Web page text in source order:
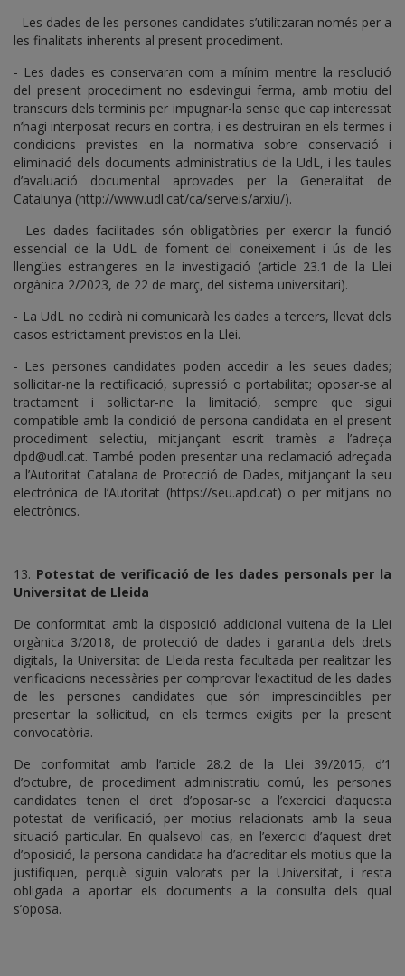
- Les dades de les persones candidates s’utilitzaran només per a
les finalitats inherents al present procediment.
- Les dades es conservaran com a mínim mentre la resolució
del present procediment no esdevingui ferma, amb motiu del
transcurs dels terminis per impugnar-la sense que cap interessat
n’hagi interposat recurs en contra, i es destruiran en els termes i
condicions previstes en la normativa sobre conservació i
eliminació dels documents administratius de la UdL, i les taules
d’avaluació documental aprovades per la Generalitat de
Catalunya (http://www.udl.cat/ca/serveis/arxiu/).
- Les dades facilitades són obligatòries per exercir la funció
essencial de la UdL de foment del coneixement i ús de les
llengües estrangeres en la investigació (article 23.1 de la Llei
orgànica 2/2023, de 22 de març, del sistema universitari).
- La UdL no cedirà ni comunicarà les dades a tercers, llevat dels
casos estrictament previstos en la Llei.
- Les persones candidates poden accedir a les seues dades;
sol·licitar-ne la rectificació, supressió o portabilitat; oposar-se al
tractament i sol·licitar-ne la limitació, sempre que sigui
compatible amb la condició de persona candidata en el present
procediment selectiu, mitjançant escrit tramès a l’adreça
dpd@udl.cat. També poden presentar una reclamació adreçada
a l’Autoritat Catalana de Protecció de Dades, mitjançant la seu
electrònica de l’Autoritat (https://seu.apd.cat) o per mitjans no
electrònics.
13. Potestat de verificació de les dades personals per la
Universitat de Lleida
De conformitat amb la disposició addicional vuitena de la Llei
orgànica 3/2018, de protecció de dades i garantia dels drets
digitals, la Universitat de Lleida resta facultada per realitzar les
verificacions necessàries per comprovar l’exactitud de les dades
de les persones candidates que són imprescindibles per
presentar la sol·licitud, en els termes exigits per la present
convocatòria.
De conformitat amb l’article 28.2 de la Llei 39/2015, d’1
d’octubre, de procediment administratiu comú, les persones
candidates tenen el dret d’oposar-se a l’exercici d’aquesta
potestat de verificació, per motius relacionats amb la seua
situació particular. En qualsevol cas, en l’exercici d’aquest dret
d’oposició, la persona candidata ha d’acreditar els motius que la
justifiquen, perquè siguin valorats per la Universitat, i resta
obligada a aportar els documents a la consulta dels qual
s’oposa.